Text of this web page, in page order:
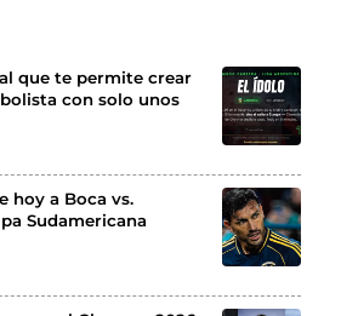
que te permite crear
con solo unos
hoy a Boca vs.
Sudamericana